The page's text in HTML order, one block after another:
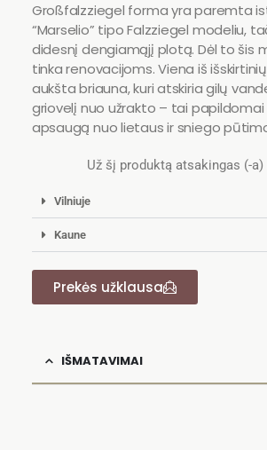
Großfalzziegel forma yra paremta
“Marselio” tipo Falzziegel modeliu,
didesnį dengiamąjį plotą. Dėl to šis
tinka renovacijoms. Viena iš
aukšta briauna, kuri atskiria gilų
griovelį nuo užrakto – tai
apsaugą nuo lietaus ir sniego
Už šį produktą atsakingas (-a)
Vilniuje
Kaune
Prekės užklausa
IŠMATAVIMAI